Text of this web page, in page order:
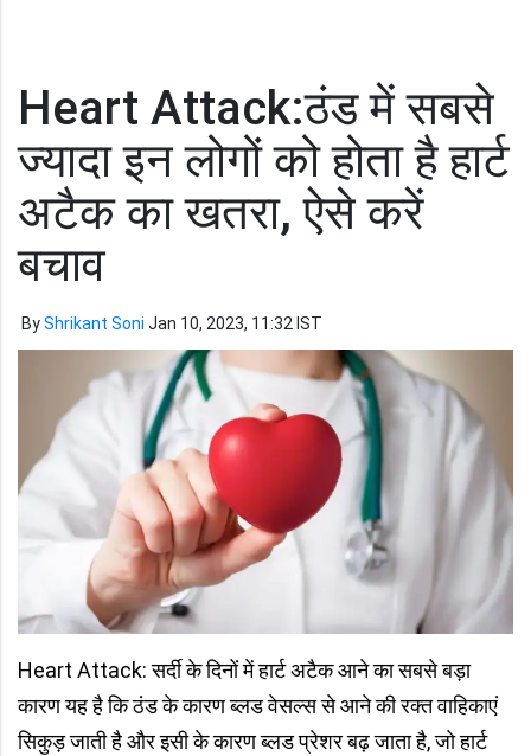
Heart Attack:ठंड में सबसे
ज्यादा इन लोगों को होता है हार्ट
अटैक का खतरा, ऐसे करें
बचाव
ByShrikant Soni Jan 10, 2023, 11:32 IST
Heart Attack: सर्दी के दिनों में हार्ट अटैक आने का सबसे बड़ा
कारण यह है कि ठंड के कारण ब्लड वेसल्स से आने की रक्त वाहिकाएं
सिकुड़ जाती है और इसी के कारण ब्लड प्रेशर बढ़ जाता है, जो हार्ट